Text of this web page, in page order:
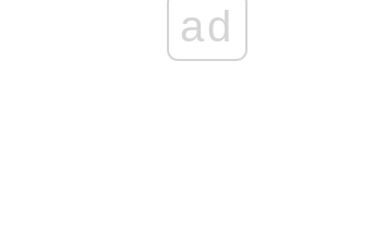
เพลง : เก่าไปใหม่มา - วงสุนทราภรณ์
เพลง ค่านิยมหลักคนไทย 12 ประการ
ad